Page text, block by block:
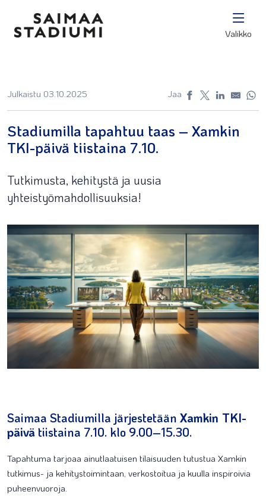
Valikko
Julkaistu 03.10.2025 Jaa
Stadiumilla tapahtuu taas – Xamkin
TKI-päivä tiistaina 7.10.
Tutkimusta, kehitystä ja uusia
yhteistyömahdollisuuksia!
Saimaa Stadiumilla järjestetään Xamkin TKI-
päivätiistaina 7.10. klo 9.00–15.30.
Tapahtuma tarjoaa ainutlaatuisen tilaisuuden tutustua Xamkin
tutkimus- ja kehitystoimintaan, verkostoitua ja kuulla inspiroivia
puheenvuoroja.